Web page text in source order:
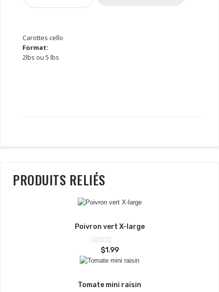
Carottes cello
Format:
2lbs ou 5 lbs
PRODUITS RELIÉS
Poivron vert X-large
Note
sur
5
$1.99
Tomate mini raisin